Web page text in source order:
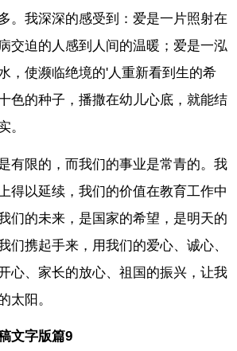
。我深深的感受到：爱是一片照射在
交迫的人感到人间的温暖；爱是一泓
，使濒临绝境的'人重新看到生的希
色的种子，播撒在幼儿心底，就能结
。
有限的，而我们的事业是常青的。我
得以延续，我们的价值在教育工作中
们的未来，是国家的希望，是明天的
们携起手来，用我们的爱心、诚心、
心、家长的放心、祖国的振兴，让我
太阳。
文字版篇9